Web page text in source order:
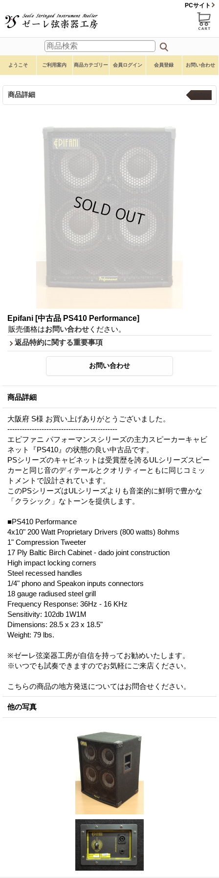
PCサイト
ようこそ ご利用案内 商品カテゴリー 会員ログイン 会員登録 お問い合わせ
商品詳細
Epifani [中古品 PS410 Performance]
販売価格はお問い合わせ ください。
返品特約に関する重要事項
商品詳細
大阪府 S様 お買い上げありがとうございました。
---------------------------------------------
エピファニ パフォーマンスシリーズの主力スピーカーキャビ
ネット『PS410』の状態の良い中古品です。
PSシリーズのキャビネットは受賞歴を誇るULシリーズスピー
カーと同じ音のディテールとクオリティーともに同じコミッ
トメントで設計されています。
このPSシリーズはULシリーズよりも音楽的に鮮明で豊かな
「クラシック」なトーンを提供します。
■PS410 Performance
4x10" 200 Watt Proprietary Drivers (800 watts) 8ohms
1" Compression Tweeter
17 Ply Baltic Birch Cabinet - dado joint construction
High impact locking corners
Steel recessed handles
1/4" phono and Speakon inputs connectors
18 gauge radiused steel grill
Frequency Response: 36Hz - 16 KHz
Sensitivity: 102db 1W1M
Dimensions: 28.5 x 23 x 18.5"
Weight: 79 lbs.
※ゼーレ弦楽器工房が自信を持ってお勧めいたします。
※いつでも試奏できますのでお気軽にご来店ください。
こちらの商品の地方発送についてはお問合せください。
他の写真